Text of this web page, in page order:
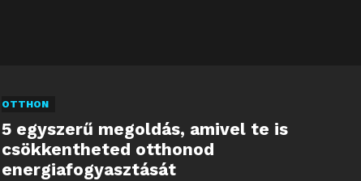
OTTHON
5 egyszerű megoldás, amivel te is
csökkentheted otthonod
energiafogyasztását